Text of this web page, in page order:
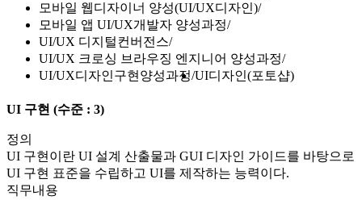
모바일 웹디자이너 양성(UI/UX디자인)
모바일 앱 UI/UX개발자 양성과정
UI/UX 디지털컨버전스
UI/UX 크로싱 브라우징 엔지니어 양성과정
UI/UX디자인구현양성과정 UI디자인(포토샵)
UI 구현 (수준 : 3)
정의
UI 구현이란 UI 설계 산출물과 GUI 디자인 가이드를 바탕으로
UI 구현 표준을 수립하고 UI를 제작하는 능력이다.
직무내용